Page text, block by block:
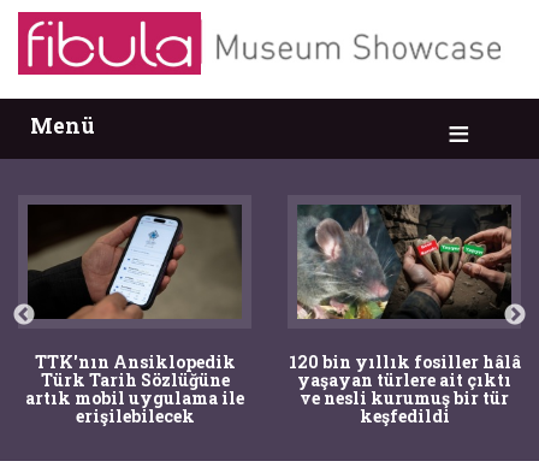
Menü
TTK'nın Ansiklopedik
Türk Tarih Sözlüğüne
artık mobil uygulama ile
erişilebilecek
120 bin yıllık fosiller hâlâ
yaşayan türlere ait çıktı
ve nesli kurumuş bir tür
keşfedildi